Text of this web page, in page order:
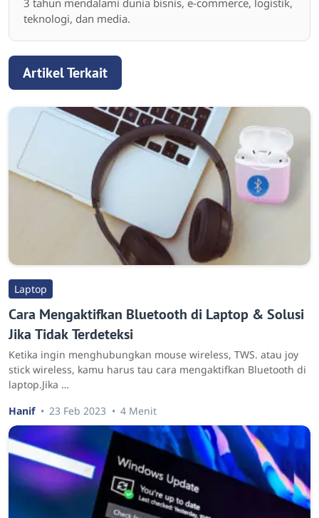
3 tahun mendalami dunia bisnis, e-commerce, logistik,
teknologi, dan media.
Artikel Terkait
Laptop
Cara Mengaktifkan Bluetooth di Laptop & Solusi
Jika Tidak Terdeteksi
Ketika ingin menghubungkan mouse wireless, TWS. atau joy
stick wireless, kamu harus tau cara mengaktifkan Bluetooth di
laptop.Jika …
Hanif
23 Feb 2023 4 Menit